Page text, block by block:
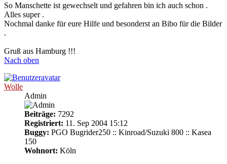
So Manschette ist gewechselt und gefahren bin ich auch schon .
Alles super .
Nochmal danke für eure Hilfe und besonderst an Bibo für die Bilder
.
Gruß aus Hamburg !!!
Nach oben
Wolle
Admin
Beiträge: 7292
Registriert: 11. Sep 2004 15:12
Buggy: PGO Bugrider250 :: Kinroad/Suzuki 800 :: Kasea
150
Wohnort: Köln